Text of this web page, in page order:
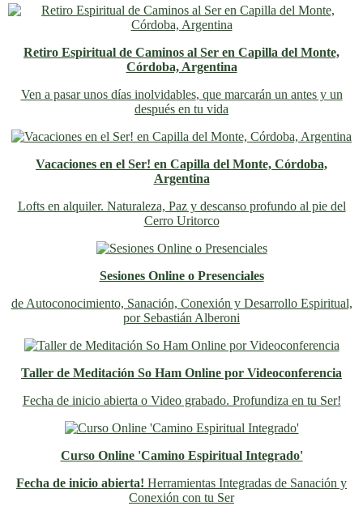
Retiro Espiritual de Caminos al Ser en Capilla del Monte,
Córdoba, Argentina
Ven a pasar unos días inolvidables, que marcarán un antes y un
después en tu vida
Vacaciones en el Ser! en Capilla del Monte, Córdoba,
Argentina
Lofts en alquiler. Naturaleza, Paz y descanso profundo al pie del
Cerro Uritorco
Sesiones Online o Presenciales
de Autoconocimiento, Sanación, Conexión y Desarrollo Espiritual,
por Sebastián Alberoni
Taller de Meditación So Ham Online por Videoconferencia
Fecha de inicio abierta o Video grabado. Profundiza en tu Ser!
Curso Online 'Camino Espiritual Integrado'
Fecha de inicio abierta! Herramientas Integradas de Sanación y
Conexión con tu Ser